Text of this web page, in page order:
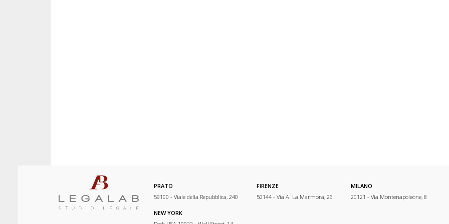
PRATO
59100 - Viale della Repubblica, 240
FIRENZE
50144 - Via A. La Marmora, 26
MILANO
20121 - Via Montenapoleone, 8
NEW YORK